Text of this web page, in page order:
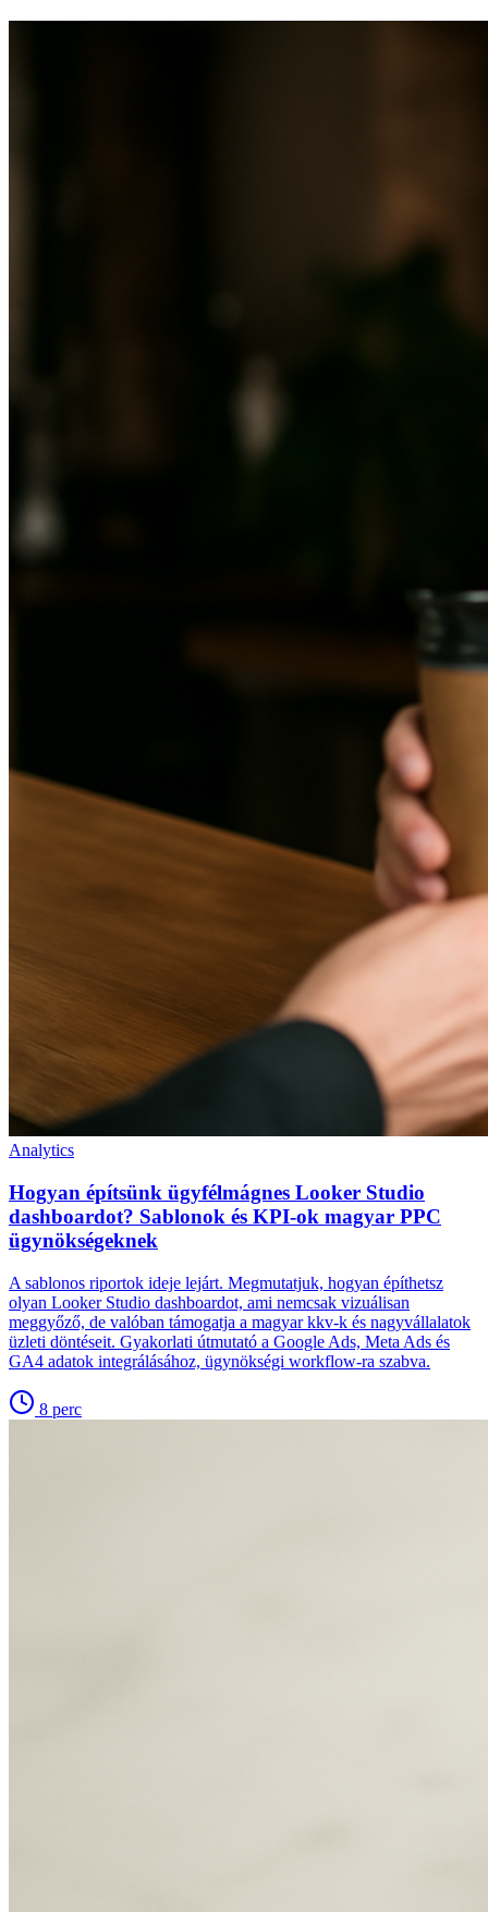
Analytics
Hogyan építsünk ügyfélmágnes Looker Studio
dashboardot? Sablonok és KPI-ok magyar PPC
ügynökségeknek
A sablonos riportok ideje lejárt. Megmutatjuk, hogyan építhetsz
olyan Looker Studio dashboardot, ami nemcsak vizuálisan
meggyőző, de valóban támogatja a magyar kkv-k és nagyvállalatok
üzleti döntéseit. Gyakorlati útmutató a Google Ads, Meta Ads és
GA4 adatok integrálásához, ügynökségi workflow-ra szabva.
8 perc